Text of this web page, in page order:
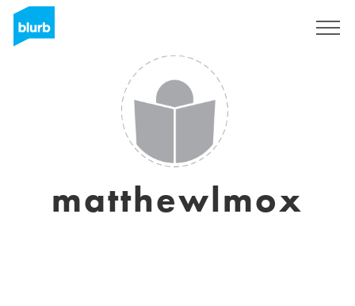
matthewlmox